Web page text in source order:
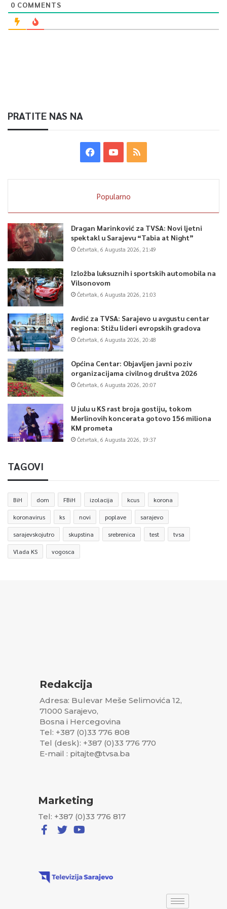
0 COMMENTS
PRATITE NAS NA
Popularno
Dragan Marinković za TVSA: Novi ljetni
spektakl u Sarajevu “Tabia at Night”
Četvrtak, 6 Augusta 2026, 21:49
Izložba luksuznih i sportskih automobila na
Vilsonovom
Četvrtak, 6 Augusta 2026, 21:03
Avdić za TVSA: Sarajevo u avgustu centar
regiona: Stižu lideri evropskih gradova
Četvrtak, 6 Augusta 2026, 20:48
Općina Centar: Objavljen javni poziv
organizacijama civilnog društva 2026
Četvrtak, 6 Augusta 2026, 20:07
U julu u KS rast broja gostiju, tokom
Merlinovih koncerata gotovo 156 miliona
KM prometa
Četvrtak, 6 Augusta 2026, 19:37
TAGOVI
BiH dom FBiH izolacija kcus korona
koronavirus ks novi poplave sarajevo
sarajevskojutro skupstina srebrenica test tvsa
Vlada KS vogosca
Redakcija
Adresa: Bulevar Meše Selimovića 12,
71000 Sarajevo,
Bosna i Hercegovina
Tel: +387 (0)33 776 808
Tel (desk): +387 (0)33 776 770
E-mail : pitajte@tvsa.ba
Marketing
Tel: +387 (0)33 776 817